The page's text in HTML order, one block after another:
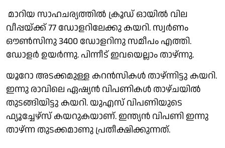
മാറിയ സാഹചര്യത്തിൽ ക്രൂഡ് ഓയിൽ വില
വീപ്പയ്ക്ക് 77 ഡോളറിലേക്കു കയറി. സ്വർണം
ഔൺസിനു 3400 ഡോളറിനു സമീപം എത്തി.
ഡോളർ ഉയർന്നു. പിന്നീട് ഇവയെല്ലാം താഴ്ന്നു.
യൂറോ അടക്കമുള്ള കറൻസികൾ താഴ്ന്നിട്ടു കയറി.
ഇന്നു രാവിലെ ഏഷ്യൻ വിപണികൾ താഴ്ചയിൽ
തുടങ്ങിയിട്ടു കയറി. യുഎസ് വിപണിയുടെ
ഫ്യൂച്ചേഴ്സ് കയറുകയാണ്. ഇന്ത്യൻ വിപണി ഇന്നു
താഴ്ന്ന തുടക്കമാണു പ്രതീക്ഷിക്കുന്നത്.